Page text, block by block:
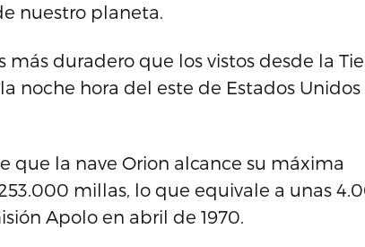
nuestro planeta.
más duradero que los vistos desde la
noche hora del este de Estados Unidos
que la nave Orion alcance su máxima
millas, lo que equivale a unas
Apolo en abril de 1970.